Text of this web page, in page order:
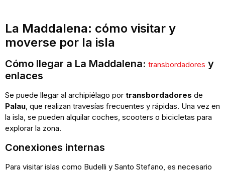
La Maddalena: cómo visitar y
moverse por la isla
Cómo llegar a La Maddalena: transbordadores y
enlaces
Se puede llegar al archipiélago por transbordadores de
Palau, que realizan travesías frecuentes y rápidas. Una vez en
la isla, se pueden alquilar coches, scooters o bicicletas para
explorar la zona.
Conexiones internas
Para visitar islas como Budelli y Santo Stefano, es necesario